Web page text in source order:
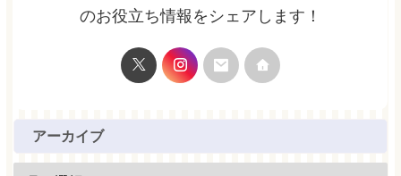
のお役立ち情報をシェアします！
アーカイブ